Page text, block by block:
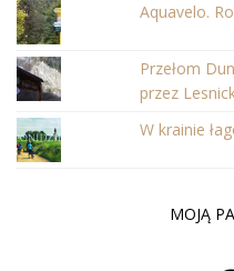
Aquavelo.
Przełom
przez
W krainie
MOJĄ